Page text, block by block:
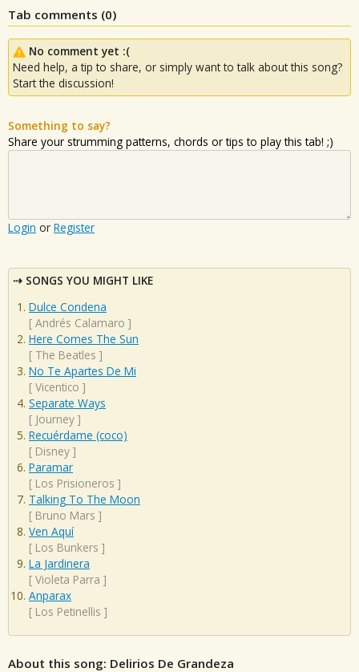
Tab comments (0)
No comment yet :(
Need help, a tip to share, or simply want to talk about this song?
Start the discussion!
Something to say?
Share your strumming patterns, chords or tips to play this tab! ;)
Login or Register
SONGS YOU MIGHT LIKE
Dulce Condena
[ Andrés Calamaro ]
Here Comes The Sun
[ The Beatles ]
No Te Apartes De Mi
[ Vicentico ]
Separate Ways
[ Journey ]
Recuérdame (coco)
[ Disney ]
Paramar
[ Los Prisioneros ]
Talking To The Moon
[ Bruno Mars ]
Ven Aquí
[ Los Bunkers ]
La Jardinera
[ Violeta Parra ]
Anparax
[ Los Petinellis ]
About this song: Delirios De Grandeza